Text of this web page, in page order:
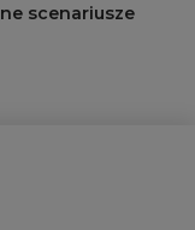
scenariusze